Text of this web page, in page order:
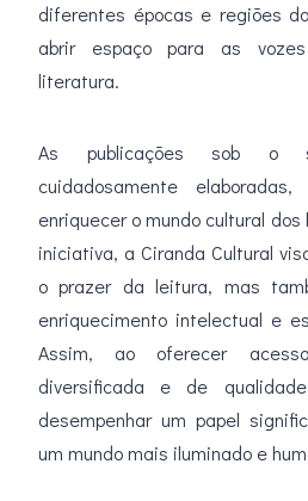
diferentes épocas e regiões
abrir espaço para as vozes
literatura.
As publicações sob o
cuidadosamente
enriquecer o mundo cultural
iniciativa, a Ciranda Cultural
o prazer da leitura, mas
enriquecimento intelectual e
Assim, ao oferecer
diversificada e de
desempenhar um papel
um mundo mais iluminado e